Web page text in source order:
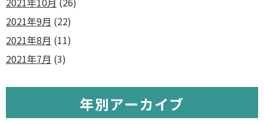
2021年9月 (22)
2021年8月 (11)
2021年7月 (3)
年別アーカイブ